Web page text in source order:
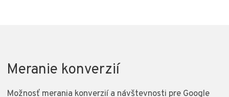
Meranie konverzií
Možnosť merania konverzií a návštevnosti pre Google